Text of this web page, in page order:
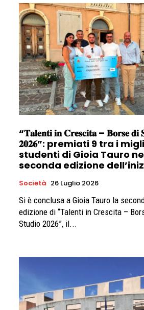
“𝐓𝐚𝐥𝐞𝐧𝐭𝐢 𝐢𝐧 𝐂𝐫𝐞𝐬𝐜𝐢𝐭𝐚 – 𝐁𝐨𝐫𝐬𝐞 𝐝𝐢
𝟐𝟎𝟐𝟔”: premiati 9 tra i
studenti di Gioia Tauro
seconda edizione
Società 26 Luglio 2026
Si è conclusa a Gioia Tauro la
edizione di “Talenti in Crescita –
Studio 2026”, il...